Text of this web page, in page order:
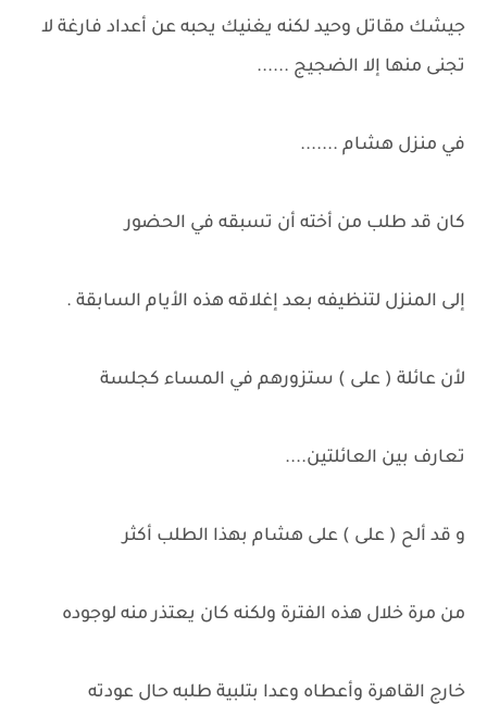
جيشك مقاتل وحيد لكنه يغنيك يحبه عن أعداد فارغة لا
تجنى منها إلا الضجيج ......
في منزل هشام .......
كان قد طلب من أخته أن تسبقه في الحضور
إلى المنزل لتنظيفه بعد إغلاقه هذه الأيام السابقة .
لأن عائلة ( على ) ستزورهم في المساء كجلسة
تعارف بين العائلتين....
و قد ألح ( على ) على هشام بهذا الطلب أكثر
من مرة خلال هذه الفترة ولكنه كان يعتذر منه لوجوده
خارج القاهرة وأعطاه وعدا بتلبية طلبه حال عودته